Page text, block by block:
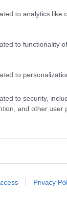
to analytics like
to functionality
to
to security,
and other user
Privacy
ΚΛΙΚ ΕΔΩ